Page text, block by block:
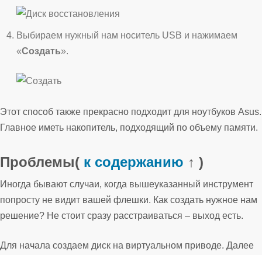
Выбираем нужный нам носитель USB и нажимаем
«Создать».
Этот способ также прекрасно подходит для ноутбуков Asus.
Главное иметь накопитель, подходящий по объему памяти.
Проблемы( к содержанию ↑ )
Иногда бывают случаи, когда вышеуказанный инструмент
попросту не видит вашей флешки. Как создать нужное нам
решение? Не стоит сразу расстраиваться – выход есть.
Для начала создаем диск на виртуальном приводе. Далее